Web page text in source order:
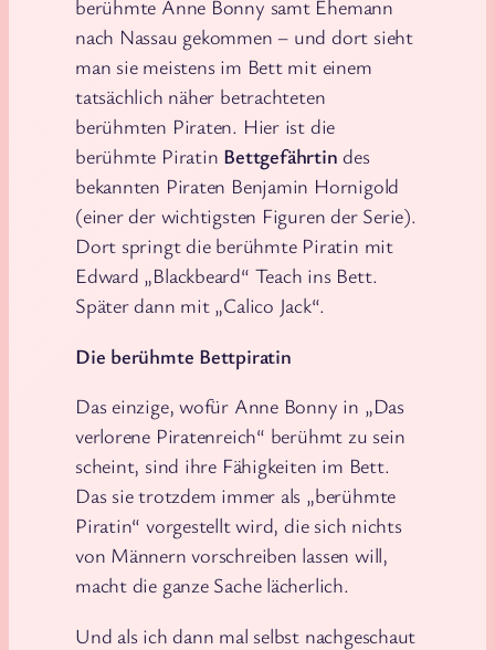
berühmte Anne Bonny samt Ehemann
nach Nassau gekommen – und dort sieht
man sie meistens im Bett mit einem
tatsächlich näher betrachteten
berühmten Piraten. Hier ist die
berühmte Piratin Bettgefährtindes
bekannten Piraten Benjamin Hornigold
(einer der wichtigsten Figuren der Serie).
Dort springt die berühmte Piratin mit
Edward „Blackbeard“ Teach ins Bett.
Später dann mit „Calico Jack“.
Die berühmte Bettpiratin
Das einzige, wofür Anne Bonny in „Das
verlorene Piratenreich“ berühmt zu sein
scheint, sind ihre Fähigkeiten im Bett.
Das sie trotzdem immer als „berühmte
Piratin“ vorgestellt wird, die sich nichts
von Männern vorschreiben lassen will,
macht die ganze Sache lächerlich.
Und als ich dann mal selbst nachgeschaut